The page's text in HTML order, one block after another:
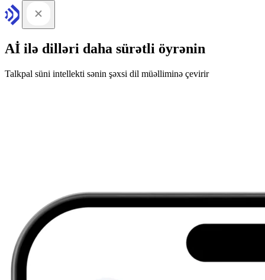
Aİ ilə dilləri daha sürətli öyrənin
Talkpal süni intellekti sənin şəxsi dil müəlliminə çevirir